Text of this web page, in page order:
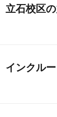
立石校区
インクル